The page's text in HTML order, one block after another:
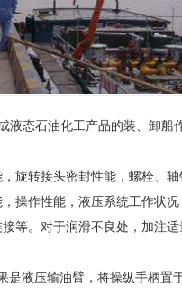
态石油化工产品的装、卸船
转接头密封性能，螺栓、轴
操作性能，液压系统工作状
等。对于润滑不良处，加注
液压输油臂，将操纵手柄置